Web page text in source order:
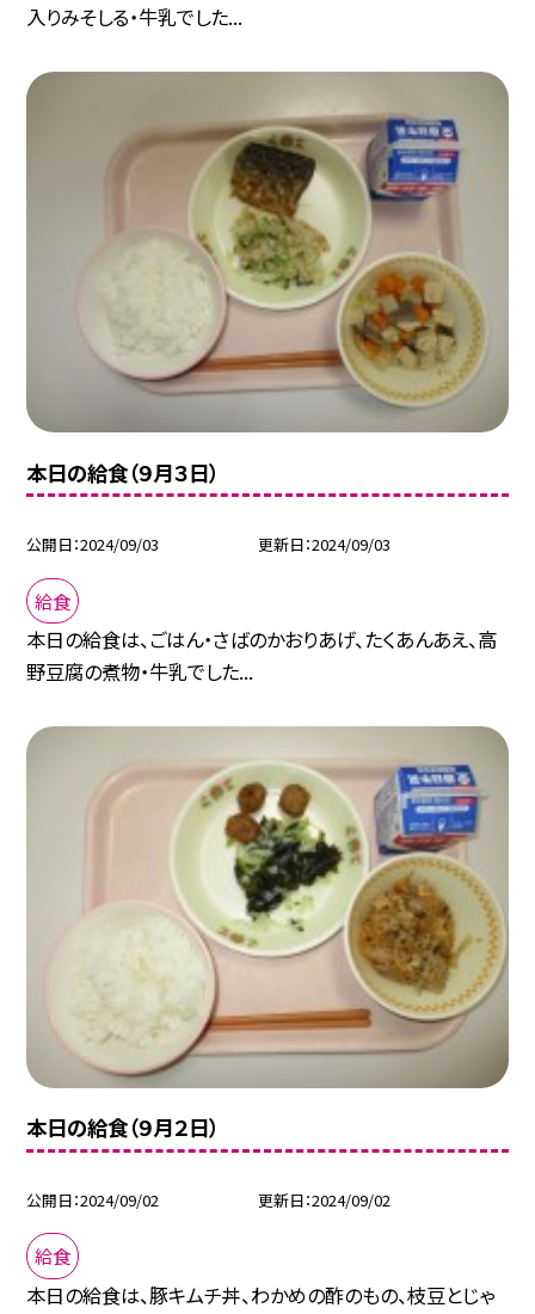
入りみそしる・牛乳でした...
本日の給食（９月３日）
公開日 2024/09/03 更新日 2024/09/03
給食
本日の給食は、ごはん・さばのかおりあげ、たくあんあえ、高
野豆腐の煮物・牛乳でした...
本日の給食（９月２日）
公開日 2024/09/02 更新日 2024/09/02
給食
本日の給食は、豚キムチ丼、わかめの酢のもの、枝豆とじゃ